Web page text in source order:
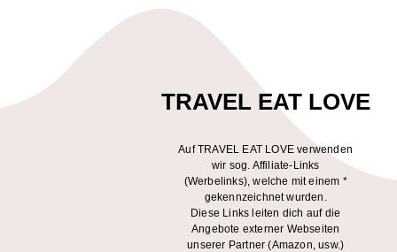
TRAVEL EAT LOVE
Auf TRAVEL EAT LOVE verwenden
wir sog. Affiliate-Links
(Werbelinks), welche mit einem *
gekennzeichnet wurden.
Diese Links leiten dich auf die
Angebote externer Webseiten
unserer Partner (Amazon, usw.)